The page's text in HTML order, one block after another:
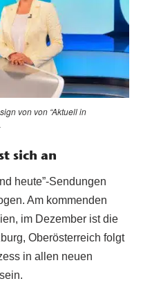
von von “Aktuell in
sich an
heute”-Sendungen
Am kommenden
im Dezember ist die
Oberösterreich folgt
in allen neuen